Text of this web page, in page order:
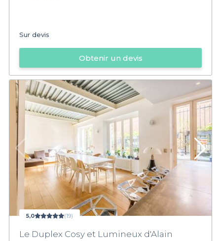
Sur devis
Obtenir un devis
5,0 (19)
Le Duplex Cosy et Lumineux d'Alain